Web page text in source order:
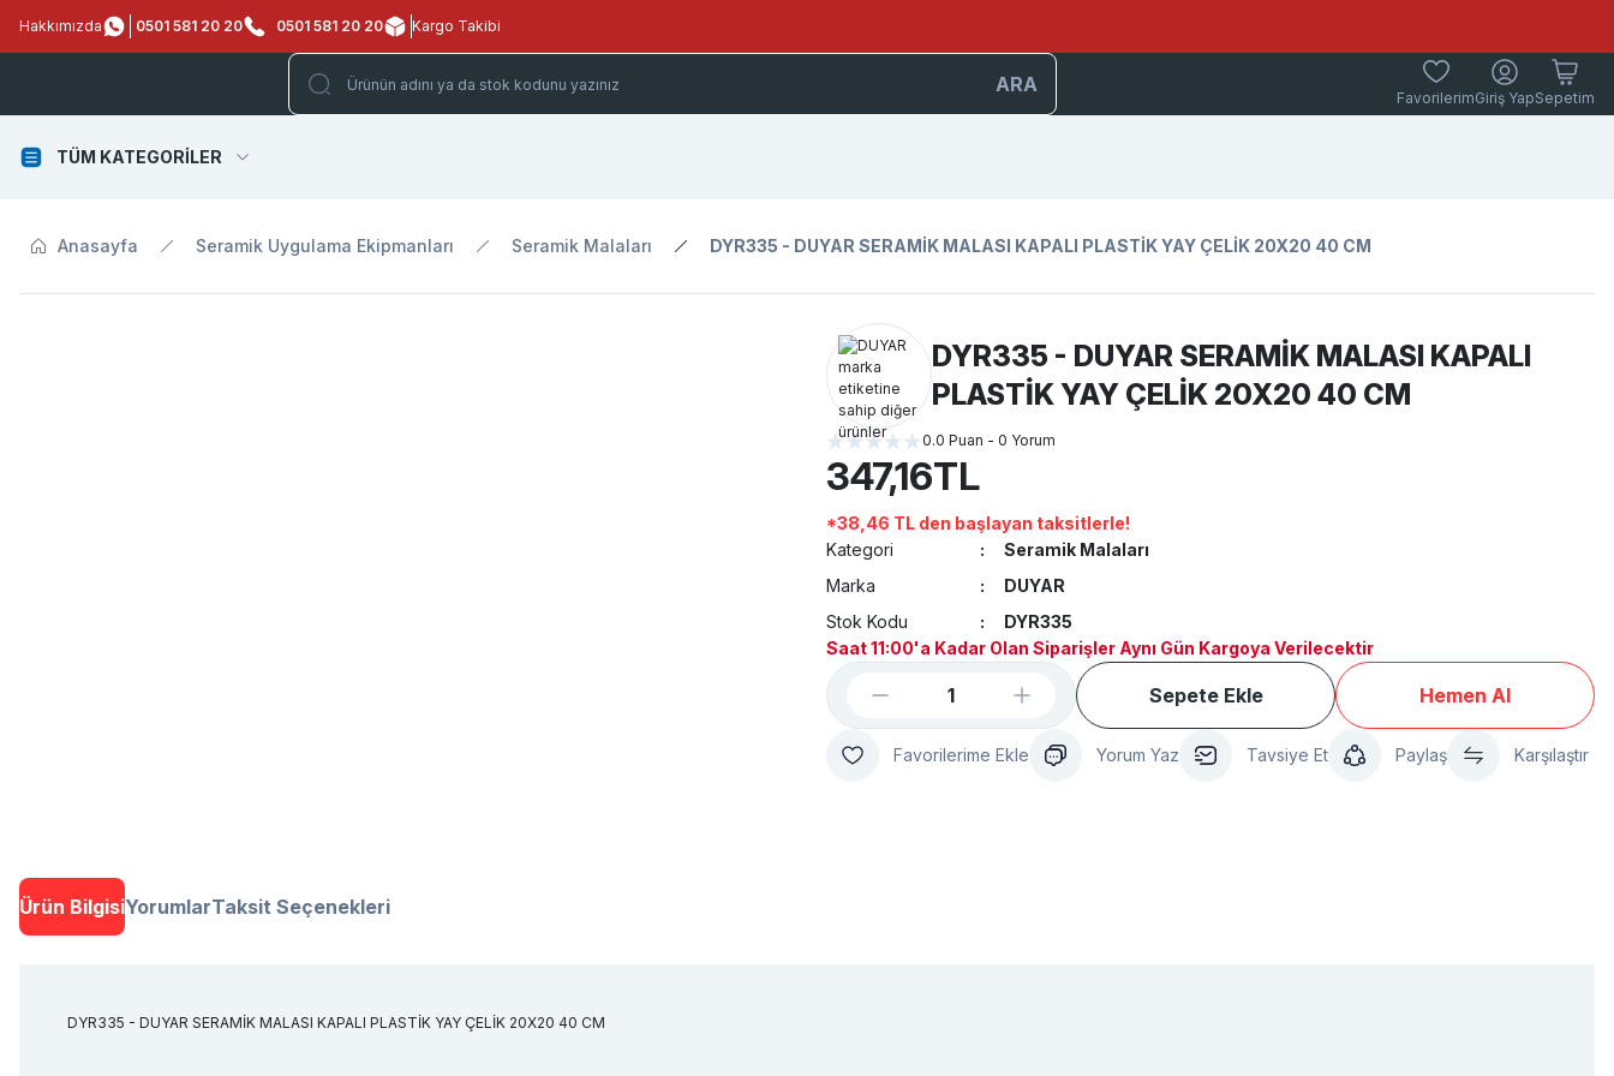
Hakkımızda 0501 581 20 20 0501 581 20 20 Kargo Takibi
ARA
FavorilerimGiriş YapSepetim
TÜM KATEGORİLER
Anasayfa Seramik Uygulama Ekipmanları Seramik Malaları DYR335 - DUYAR SERAMİK MALASI KAPALI PLASTİK YAY ÇELİK 20X20 40 CM
DYR335 - DUYAR SERAMİK MALASI KAPALI
PLASTİK YAY ÇELİK 20X20 40 CM
0.0 Puan - 0 Yorum
347,16TL
*38,46 TL den başlayan taksitlerle!
Kategori
Seramik Malaları
Marka
DUYAR
Stok Kodu
DYR335
Saat 11:00'a Kadar Olan Siparişler Aynı Gün Kargoya Verilecektir
Sepete Ekle Hemen Al
Yorum Yaz Tavsiye Et Paylaş Karşılaştır
Ürün BilgisiYorumlarTaksit Seçenekleri
DYR335 - DUYAR SERAMİK MALASI KAPALI PLASTİK YAY ÇELİK 20X20 40 CM